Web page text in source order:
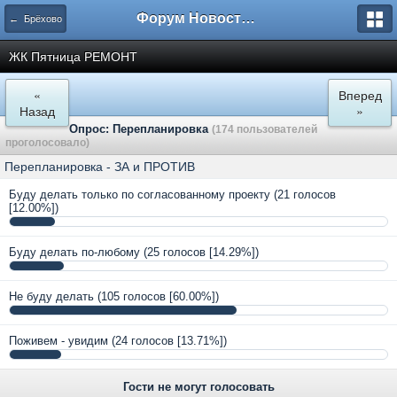
← Брёхово Форум Новостройки
ЖК Пятница РЕМОНТ
«
Назад
Вперед
»
Опрос: Перепланировка (174 пользователей
проголосовало)
Перепланировка - ЗА и ПРОТИВ
Буду делать только по согласованному проекту (21 голосов
[12.00%])
Буду делать по-любому (25 голосов [14.29%])
Не буду делать (105 голосов [60.00%])
Поживем - увидим (24 голосов [13.71%])
Гости не могут голосовать